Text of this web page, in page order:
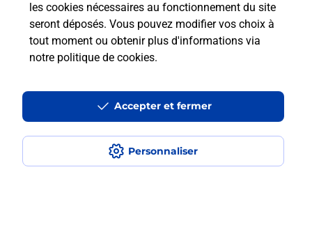
les cookies nécessaires au fonctionnement du site
seront déposés. Vous pouvez modifier vos choix à
tout moment ou obtenir plus d'informations via
notre politique de cookies.
Personnaliser
Accepter et fermer
En savoir plus
Quel est le prix d’une numérisation ?